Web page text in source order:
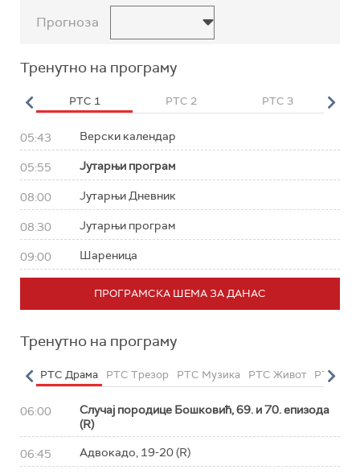
Прогноза
Тренутно на програму
РТС 1 РТС 2 РТС 3
05:43 Верски календар
05:55 Јутарњи програм
08:00 Јутарњи Дневник
08:30 Јутарњи програм
09:00 Шареница
ПРОГРАМСКА ШЕМА ЗА ДАНАС
Тренутно на програму
РТС Драма РТС Трезор РТС Музика РТС Живот РТС
06:00
Случај породице Бошковић, 69. и 70. епизода
(R)
06:45 Адвокадо, 19-20 (R)